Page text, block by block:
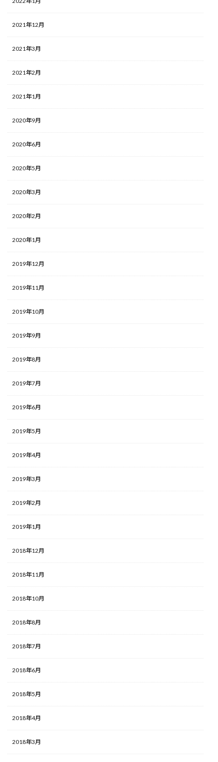
2021年12月
2021年3月
2021年2月
2021年1月
2020年9月
2020年6月
2020年5月
2020年3月
2020年2月
2020年1月
2019年12月
2019年11月
2019年10月
2019年9月
2019年8月
2019年7月
2019年6月
2019年5月
2019年4月
2019年3月
2019年2月
2019年1月
2018年12月
2018年11月
2018年10月
2018年8月
2018年7月
2018年6月
2018年5月
2018年4月
2018年3月